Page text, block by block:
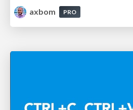
axbom
PRO